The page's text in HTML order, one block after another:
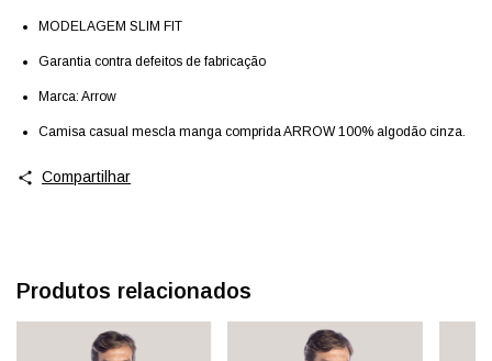
MODELAGEM SLIM FIT
Garantia contra defeitos de fabricação
Marca: Arrow
Camisa casual mescla manga comprida ARROW 100% algodão cinza.
Compartilhar
Produtos relacionados